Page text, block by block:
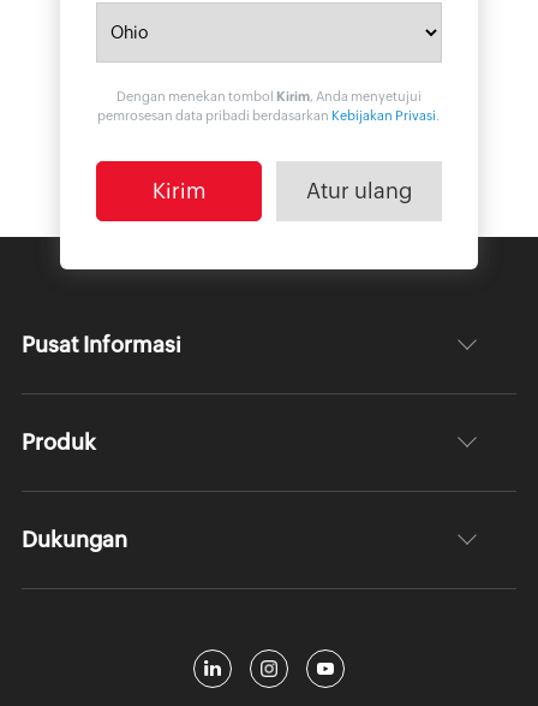
Dengan menekan tombol Kirim, Anda menyetujui
pemrosesan data pribadi berdasarkan Kebijakan Privasi
Pusat Informasi
Produk
Dukungan